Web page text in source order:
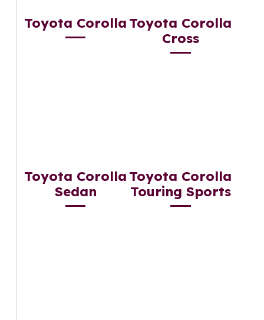
Toyota Corolla Toyota Corolla
Cross
Toyota Corolla
Sedan
Toyota Corolla
Touring Sports